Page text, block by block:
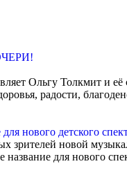
Ольгу Толкмит и
радости,
нового детского
новой
для нового